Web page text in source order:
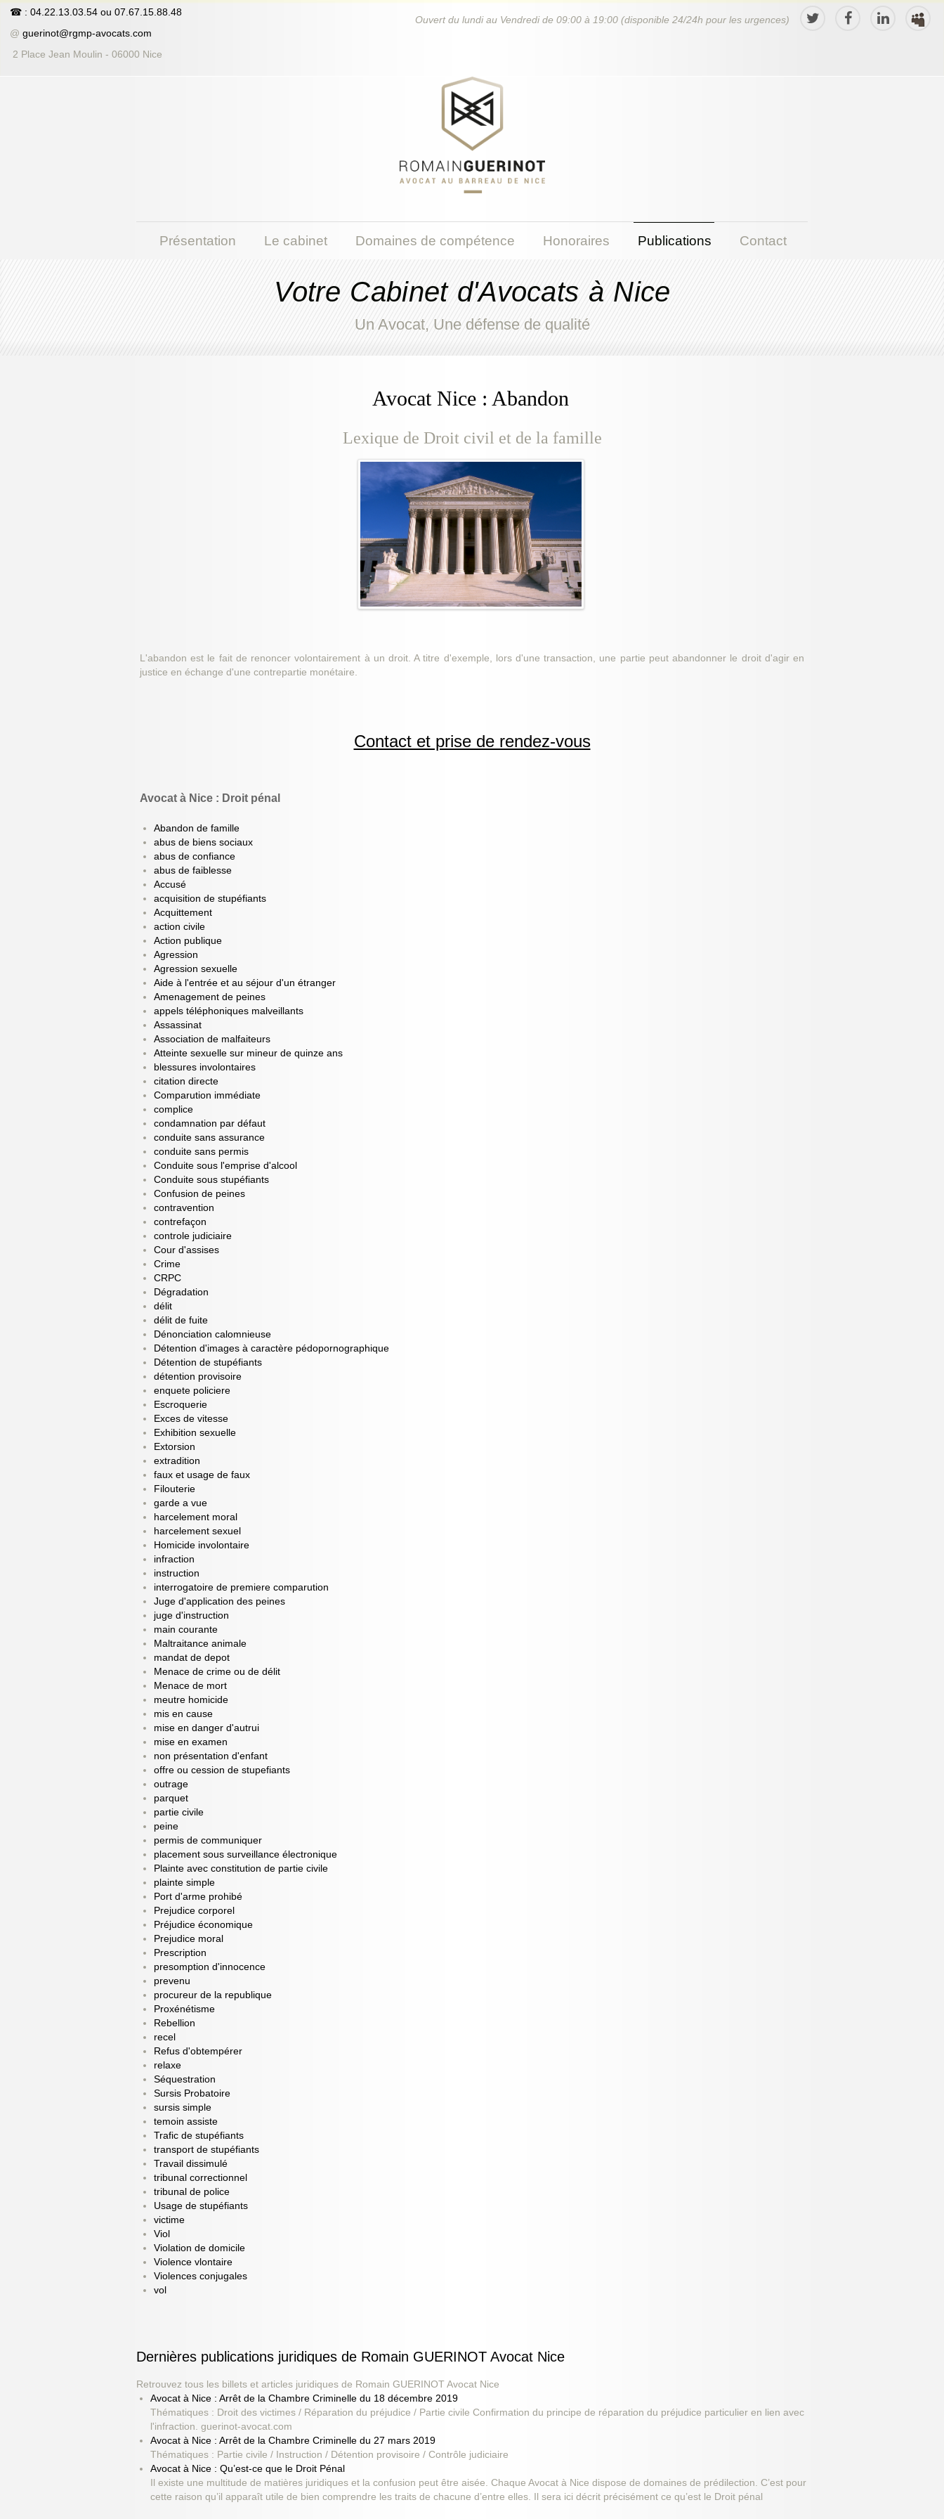
Ouvert du lundi au Vendredi de 09:00 à 19:00 (disponible 24/24h pour les urgences)
☎ : 04.22.13.03.54 ou 07.67.15.88.48
@ guerinot@rgmp-avocats.com
2 Place Jean Moulin - 06000 Nice
Présentation Le cabinet Domaines de compétence Honoraires Publications Contact
Votre Cabinet d'Avocats à Nice
Un Avocat, Une défense de qualité
Avocat Nice : Abandon
Lexique de Droit civil et de la famille
L'abandon est le fait de renoncer volontairement à un droit. A titre d'exemple, lors d'une transaction, une partie peut abandonner le droit d'agir en
justice en échange d'une contrepartie monétaire.
Contact et prise de rendez-vous
Avocat à Nice : Droit pénal
Abandon de famille
abus de biens sociaux
abus de confiance
abus de faiblesse
Accusé
acquisition de stupéfiants
Acquittement
action civile
Action publique
Agression
Agression sexuelle
Aide à l'entrée et au séjour d'un étranger
Amenagement de peines
appels téléphoniques malveillants
Assassinat
Association de malfaiteurs
Atteinte sexuelle sur mineur de quinze ans
blessures involontaires
citation directe
Comparution immédiate
complice
condamnation par défaut
conduite sans assurance
conduite sans permis
Conduite sous l'emprise d'alcool
Conduite sous stupéfiants
Confusion de peines
contravention
contrefaçon
controle judiciaire
Cour d'assises
Crime
CRPC
Dégradation
délit
délit de fuite
Dénonciation calomnieuse
Détention d'images à caractère pédopornographique
Détention de stupéfiants
détention provisoire
enquete policiere
Escroquerie
Exces de vitesse
Exhibition sexuelle
Extorsion
extradition
faux et usage de faux
Filouterie
garde a vue
harcelement moral
harcelement sexuel
Homicide involontaire
infraction
instruction
interrogatoire de premiere comparution
Juge d'application des peines
juge d'instruction
main courante
Maltraitance animale
mandat de depot
Menace de crime ou de délit
Menace de mort
meutre homicide
mis en cause
mise en danger d'autrui
mise en examen
non présentation d'enfant
offre ou cession de stupefiants
outrage
parquet
partie civile
peine
permis de communiquer
placement sous surveillance électronique
Plainte avec constitution de partie civile
plainte simple
Port d'arme prohibé
Prejudice corporel
Préjudice économique
Prejudice moral
Prescription
presomption d'innocence
prevenu
procureur de la republique
Proxénétisme
Rebellion
recel
Refus d'obtempérer
relaxe
Séquestration
Sursis Probatoire
sursis simple
temoin assiste
Trafic de stupéfiants
transport de stupéfiants
Travail dissimulé
tribunal correctionnel
tribunal de police
Usage de stupéfiants
victime
Viol
Violation de domicile
Violence vlontaire
Violences conjugales
vol
Dernières publications juridiques de Romain GUERINOT Avocat Nice
Retrouvez tous les billets et articles juridiques de Romain GUERINOT Avocat Nice
Avocat à Nice : Arrêt de la Chambre Criminelle du 18 décembre 2019
Thématiques : Droit des victimes / Réparation du préjudice / Partie civile Confirmation du principe de réparation du préjudice particulier en lien avec
l'infraction. guerinot-avocat.com
Avocat à Nice : Arrêt de la Chambre Criminelle du 27 mars 2019
Thématiques : Partie civile / Instruction / Détention provisoire / Contrôle judiciaire
Avocat à Nice : Qu’est-ce que le Droit Pénal
Il existe une multitude de matières juridiques et la confusion peut être aisée. Chaque Avocat à Nice dispose de domaines de prédilection. C’est pour
cette raison qu’il apparaît utile de bien comprendre les traits de chacune d’entre elles. Il sera ici décrit précisément ce qu’est le Droit pénal